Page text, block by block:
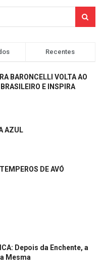
Recentes
BARONCELLI VOLTA AO
E INSPIRA
AZUL
DE AVÓ
Depois da Enchente, a
Mesma